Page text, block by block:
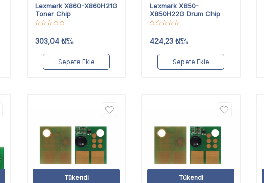
Lexmark X860-X860H21G
Toner Chip
303,04 ₺KDV
DAHİL
Sepete Ekle
Lexmark X850-
X850H22G Drum Chip
424,23 ₺KDV
DAHİL
Sepete Ekle
Tükendi Tükendi